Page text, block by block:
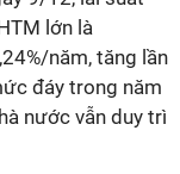
lớn là
năm, tăng lần
đáy trong năm
nước vẫn duy trì